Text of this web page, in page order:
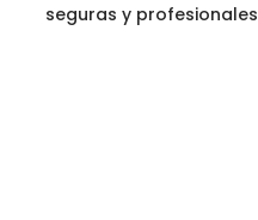
seguras y